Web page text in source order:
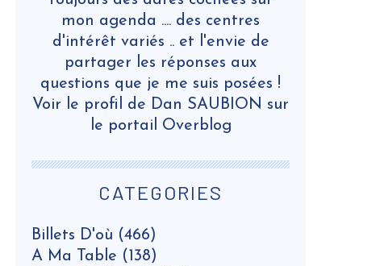
CATEGORIES
Billets D'où (466)
A Ma Table (138)
mon agenda .... des centres
d'intérêt variés .. et l'envie de
partager les réponses aux
questions que je me suis posées !
Voir le profil de Dan SAUBION sur
le portail Overblog